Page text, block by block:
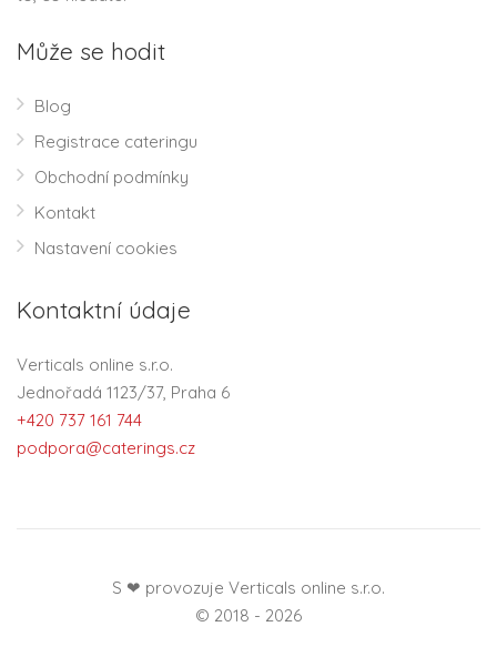
Může se hodit
Blog
Registrace cateringu
Obchodní podmínky
Kontakt
Nastavení cookies
Kontaktní údaje
Verticals online s.r.o.
Jednořadá 1123/37, Praha 6
+420 737 161 744
podpora@caterings.cz
S ❤ provozuje Verticals online s.r.o.
© 2018 - 2026